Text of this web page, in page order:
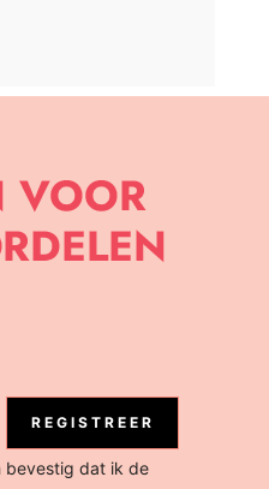
EN KORTINGEN TE
REGISTREER
bevestig dat ik de